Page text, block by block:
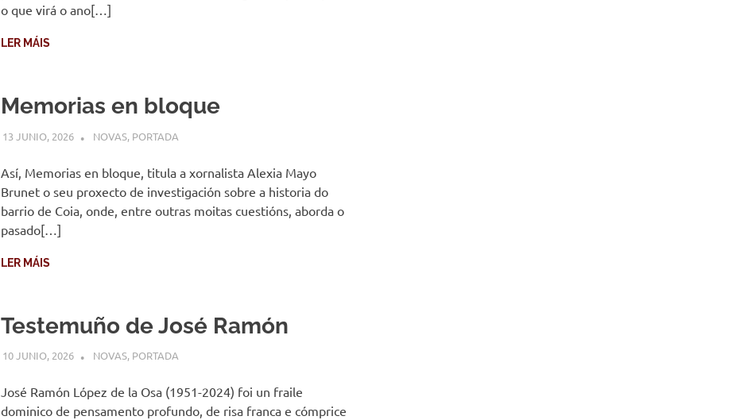
o que virá o ano[…]
LER MÁIS
Memorias en bloque
13 JUNIO, 2026 COMUNIDADE
NOVAS, PORTADA
Así, Memorias en bloque, titula a xornalista Alexia Mayo
Brunet o seu proxecto de investigación sobre a historia do
barrio de Coia, onde, entre outras moitas cuestións, aborda o
pasado[…]
LER MÁIS
Testemuño de José Ramón
10 JUNIO, 2026 COMUNIDADE
NOVAS, PORTADA
José Ramón López de la Osa (1951-2024) foi un fraile
dominico de pensamento profundo, de risa franca e cómprice